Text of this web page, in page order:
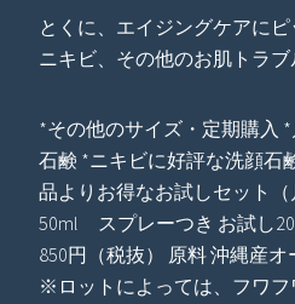
とくに、エイジングケアにピ
ニキビ、その他のお肌トラブ
*その他のサイズ・定期購入
石鹸 *ニキビに好評な洗顔石
品よりお得なお試しセット
50ml スプレーつき お試し20
850円（税抜） 原料 沖縄産
※ロットによっては、フワフ